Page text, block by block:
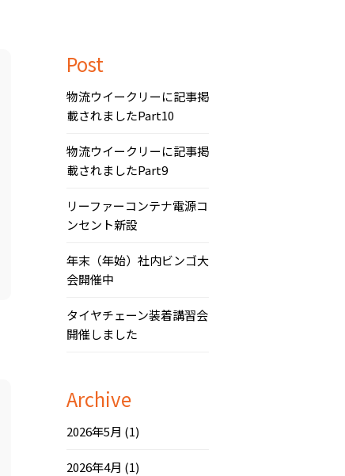
Post
物流ウイークリーに記事掲
載されましたPart10
物流ウイークリーに記事掲
載されましたPart9
リーファーコンテナ電源コ
ンセント新設
年末（年始）社内ビンゴ大
会開催中
タイヤチェーン装着講習会
開催しました
Archive
2026年5月 (1)
2026年4月 (1)